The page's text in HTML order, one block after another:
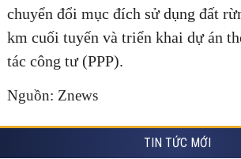
chuyển đổi mục đích sử dụng đất
km cuối tuyến và triển khai dự án
tác công tư (PPP).
Nguồn: Znews
TIN TỨC MỚI